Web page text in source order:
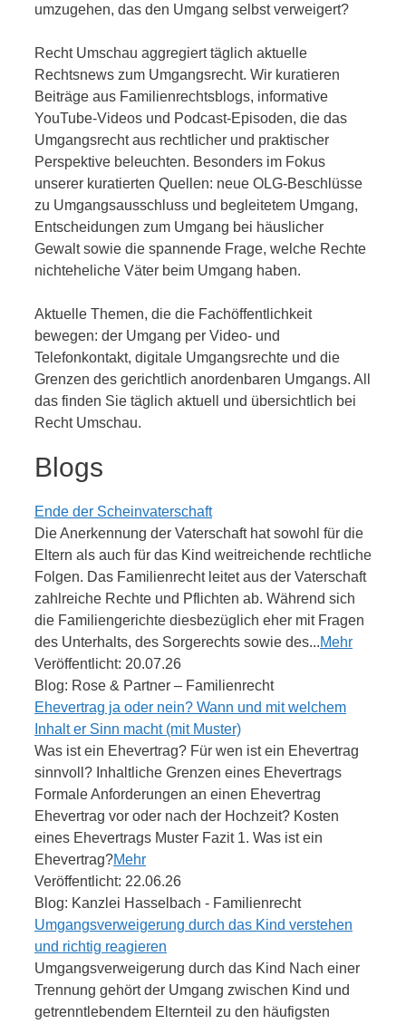
umzugehen, das den Umgang selbst verweigert?
Recht Umschau aggregiert täglich aktuelle
Rechtsnews zum Umgangsrecht. Wir kuratieren
Beiträge aus Familienrechtsblogs, informative
YouTube-Videos und Podcast-Episoden, die das
Umgangsrecht aus rechtlicher und praktischer
Perspektive beleuchten. Besonders im Fokus
unserer kuratierten Quellen: neue OLG-Beschlüsse
zu Umgangsausschluss und begleitetem Umgang,
Entscheidungen zum Umgang bei häuslicher
Gewalt sowie die spannende Frage, welche Rechte
nichteheliche Väter beim Umgang haben.
Aktuelle Themen, die die Fachöffentlichkeit
bewegen: der Umgang per Video- und
Telefonkontakt, digitale Umgangsrechte und die
Grenzen des gerichtlich anordenbaren Umgangs. All
das finden Sie täglich aktuell und übersichtlich bei
Recht Umschau.
Blogs
Ende der Scheinvaterschaft
Die Anerkennung der Vaterschaft hat sowohl für die
Eltern als auch für das Kind weitreichende rechtliche
Folgen. Das Familienrecht leitet aus der Vaterschaft
zahlreiche Rechte und Pflichten ab. Während sich
die Familiengerichte diesbezüglich eher mit Fragen
des Unterhalts, des Sorgerechts sowie des...Mehr
Veröffentlicht: 20.07.26
Blog: Rose & Partner – Familienrecht
Ehevertrag ja oder nein? Wann und mit welchem
Inhalt er Sinn macht (mit Muster)
Was ist ein Ehevertrag? Für wen ist ein Ehevertrag
sinnvoll? Inhaltliche Grenzen eines Ehevertrags
Formale Anforderungen an einen Ehevertrag
Ehevertrag vor oder nach der Hochzeit? Kosten
eines Ehevertrags Muster Fazit 1. Was ist ein
Ehevertrag?Mehr
Veröffentlicht: 22.06.26
Blog: Kanzlei Hasselbach - Familienrecht
Umgangsverweigerung durch das Kind verstehen
und richtig reagieren
Umgangsverweigerung durch das Kind Nach einer
Trennung gehört der Umgang zwischen Kind und
getrenntlebendem Elternteil zu den häufigsten